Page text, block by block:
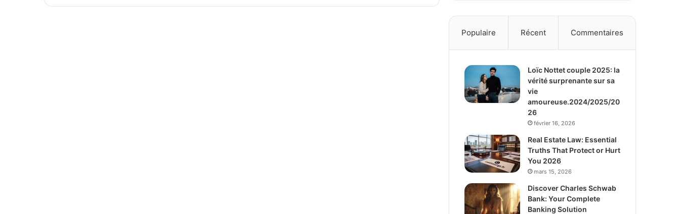
Populaire Récent Commentaires
Loïc Nottet couple 2025: la
vérité surprenante sur sa
vie
amoureuse.2024/2025/20
26
février 16, 2026
Real Estate Law: Essential
Truths That Protect or Hurt
You 2026
mars 15, 2026
Discover Charles Schwab
Bank: Your Complete
Banking Solution